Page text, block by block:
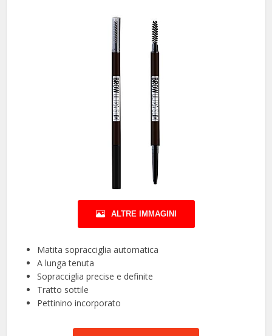
ALTRE IMMAGINI
Matita sopracciglia automatica
A lunga tenuta
Sopracciglia precise e definite
Tratto sottile
Pettinino incorporato